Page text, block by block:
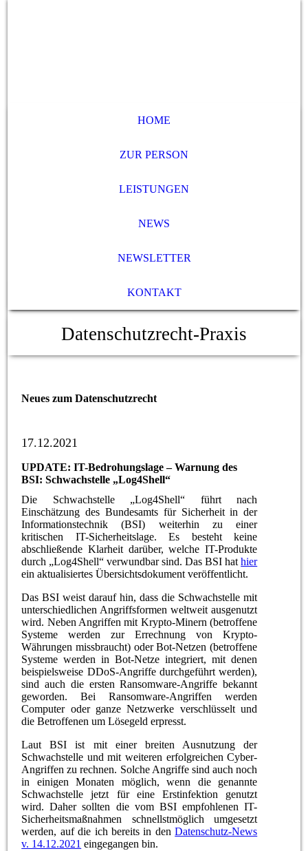
HOME
ZUR PERSON
LEISTUNGEN
NEWS
NEWSLETTER
KONTAKT
Datenschutzrecht-Praxis
Neues zum Datenschutzrecht
17.12.2021
UPDATE: IT-Bedrohungslage – Warnung des
BSI: Schwachstelle „Log4Shell“
Die Schwachstelle „Log4Shell“ führt nach
Einschätzung des Bundesamts für Sicherheit in der
Informationstechnik (BSI) weiterhin zu einer
kritischen IT-Sicherheitslage. Es besteht keine
abschließende Klarheit darüber, welche IT-Produkte
durch „Log4Shell“ verwundbar sind. Das BSI hathier
ein aktualisiertes Übersichtsdokument veröffentlicht.
Das BSI weist darauf hin, dass die Schwachstelle mit
unterschiedlichen Angriffsformen weltweit ausgenutzt
wird. Neben Angriffen mit Krypto-Minern (betroffene
Systeme werden zur Errechnung von Krypto-
Währungen missbraucht) oder Bot-Netzen (betroffene
Systeme werden in Bot-Netze integriert, mit denen
beispielsweise DDoS-Angriffe durchgeführt werden),
sind auch die ersten Ransomware-Angriffe bekannt
geworden. Bei Ransomware-Angriffen werden
Computer oder ganze Netzwerke verschlüsselt und
die Betroffenen um Lösegeld erpresst.
Laut BSI ist mit einer breiten Ausnutzung der
Schwachstelle und mit weiteren erfolgreichen Cyber-
Angriffen zu rechnen. Solche Angriffe sind auch noch
in einigen Monaten möglich, wenn die genannte
Schwachstelle jetzt für eine Erstinfektion genutzt
wird. Daher sollten die vom BSI empfohlenen IT-
Sicherheitsmaßnahmen schnellstmöglich umgesetzt
werden, auf die ich bereits in denDatenschutz-News
v. 14.12.2021 eingegangen bin.